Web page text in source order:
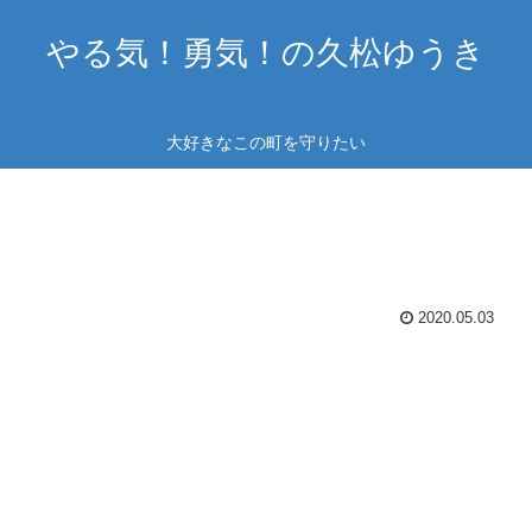
やる気！勇気！の久松ゆうき
大好きなこの町を守りたい
2020.05.03